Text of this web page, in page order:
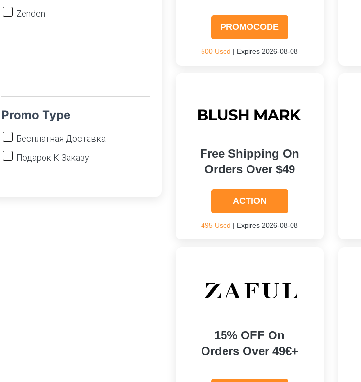
Zenden
Promo Type
Бесплатная Доставка
Подарок К Заказу
PROMOCODE
500 Used | Expires 2026-08-08
Free Shipping On
Orders Over $49
ACTION
495 Used | Expires 2026-08-08
15% OFF On
Orders Over 49€+